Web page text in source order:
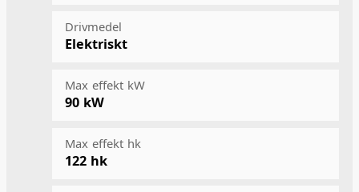
Drivmedel
Elektriskt
Max effekt kW
90 kW
Max effekt hk
122 hk